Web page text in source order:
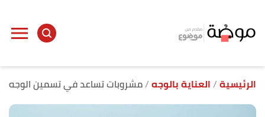
الرئيسية العناية بالوجه مشروبات تساعد في تسمين الوجه